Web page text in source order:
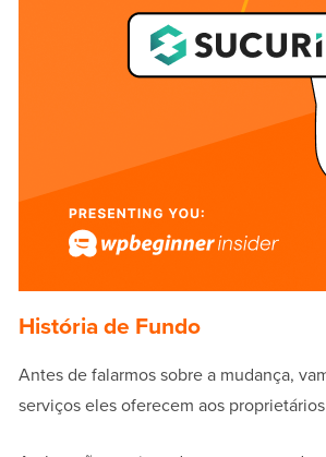
História de Fundo
Antes de falarmos sobre a mudança,
serviços eles oferecem aos